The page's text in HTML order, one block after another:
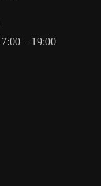
– 19:00